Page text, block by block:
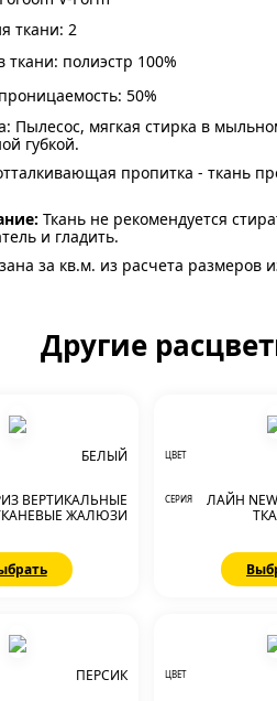
ткани: 2
ткани: полиэстр 100%
50%
Пылесос, мягкая стирка в
губкой.
пропитка - ткань
Ткань не рекомендуется
и гладить.
за кв.м. из расчета размеров
Другие
БЕЛЫЙ
ВЕРТИКАЛЬНЫЕ
ЖАЛЮЗИ
ЦВЕТ
СЕРИЯ
ЛАЙН
ПЕРСИК ЦВЕТ